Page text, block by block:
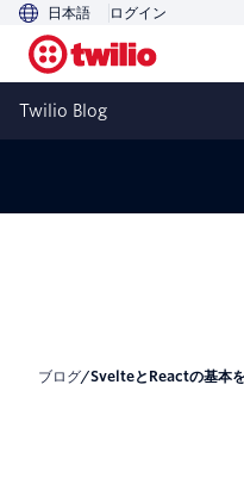
日本語 ログイン
Twilio Blog
Svelteと
ブログ/ SvelteとReactの基本